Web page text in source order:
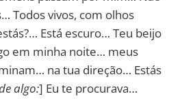
Todos vivos, com olhos
Está escuro… Teu beijo
em minha noite… meus
na tua direção… Estás
algo:] Eu te procurava…